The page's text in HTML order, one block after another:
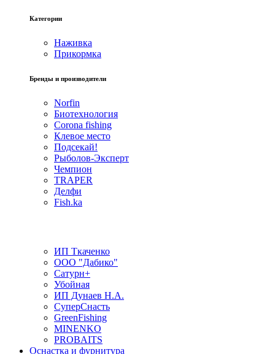
Категории
Наживка
Прикормка
Бренды и производители
Norfin
Биотехнология
Corona fishing
Клевое место
Подсекай!
Рыболов-Эксперт
Чемпион
TRAPER
Делфи
Fish.ka
ИП Ткаченко
ООО "Дабико"
Сатурн+
Убойная
ИП Дунаев Н.А.
СуперСнасть
GreenFishing
MINENKO
PROBAITS
Оснастка и фурнитура